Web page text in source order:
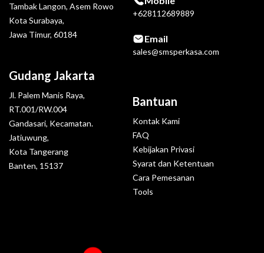
Tambak Langon, Asem Rowo
Kota Surabaya,
Jawa Timur, 60184
Gudang Jakarta
Jl. Palem Manis Raya,
RT.001/RW.004
Gandasari, Kecamatan.
Jatiuwung,
Kota Tangerang
Banten, 15137
+628112689889
Email
sales@smsperkasa.com
Bantuan
Kontak Kami
FAQ
Kebijakan Privasi
Syarat dan Ketentuan
Cara Pemesanan
Tools